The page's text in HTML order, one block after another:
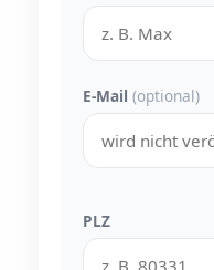
E-Mail (optional)
PLZ